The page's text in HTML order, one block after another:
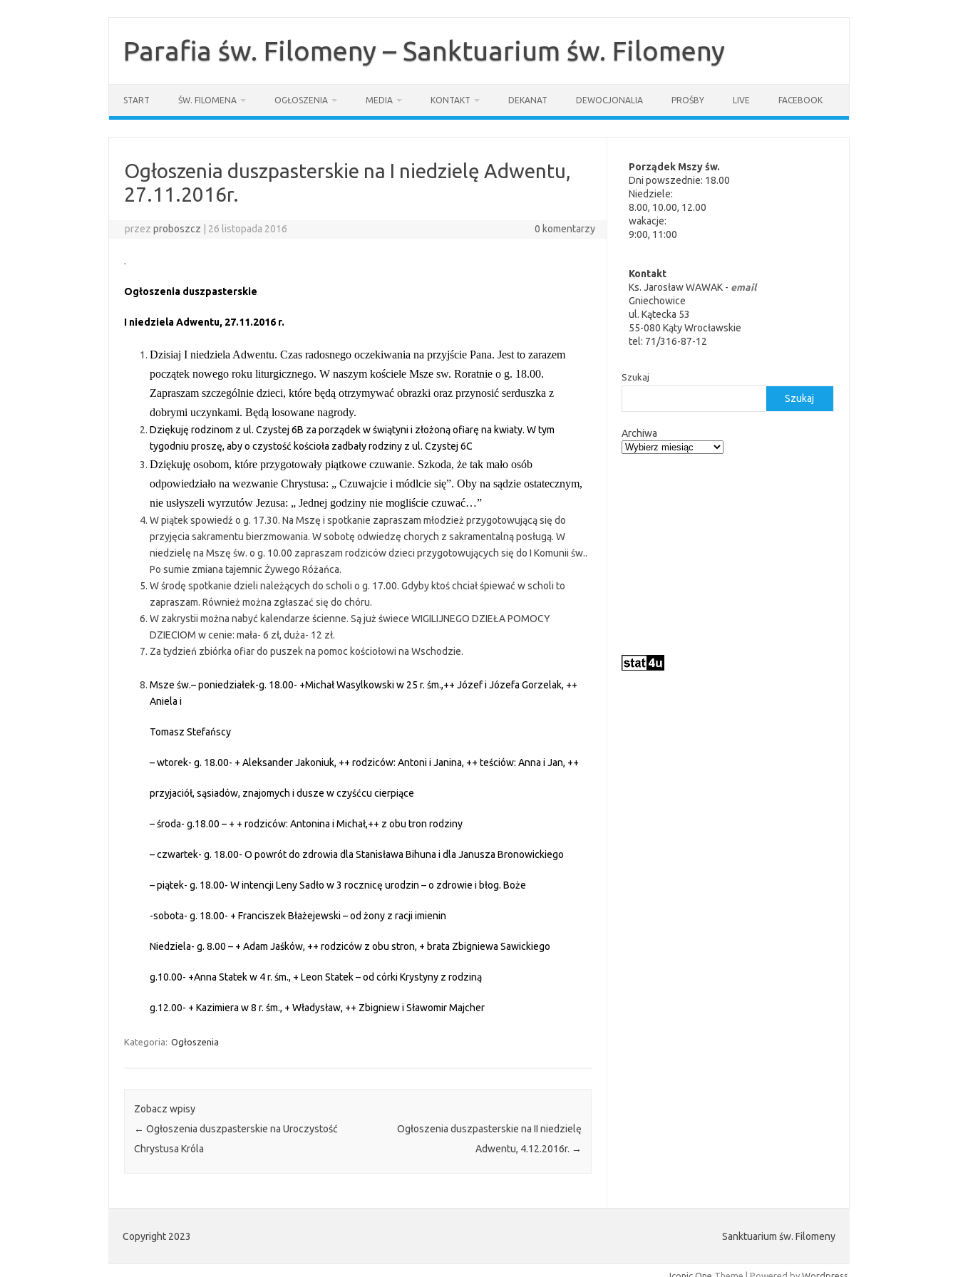
treściParafia św. Filomeny – Sanktuarium św. Filomeny
START ŚW. FILOMENA OGŁOSZENIA MEDIA KONTAKT DEKANAT DEWOCJONALIA PROŚBY LIVE FACEBOOK
Ogłoszenia duszpasterskie na I niedzielę Adwentu,
27.11.2016r.
przezproboszcz 26 listopada 2016 0 komentarzy
.
Ogłoszenia duszpasterskie
I niedziela Adwentu, 27.11.2016 r.
Dzisiaj I niedziela Adwentu. Czas radosnego oczekiwania na przyjście Pana. Jest to zarazem
początek nowego roku liturgicznego. W naszym kościele Msze sw. Roratnie o g. 18.00.
Zapraszam szczególnie dzieci, które będą otrzymywać obrazki oraz przynosić serduszka z
dobrymi uczynkami. Będą losowane nagrody.
Dziękuję rodzinom z ul. Czystej 6B za porządek w świątyni i złożoną ofiarę na kwiaty. W tym
tygodniu proszę, aby o czystość kościoła zadbały rodziny z ul. Czystej 6C
Dziękuję osobom, które przygotowały piątkowe czuwanie. Szkoda, że tak mało osób
odpowiedziało na wezwanie Chrystusa: „ Czuwajcie i módlcie się”. Oby na sądzie ostatecznym,
nie usłyszeli wyrzutów Jezusa: „ Jednej godziny nie mogliście czuwać…”
W piątek spowiedź o g. 17.30. Na Mszę i spotkanie zapraszam młodzież przygotowującą się do
przyjęcia sakramentu bierzmowania. W sobotę odwiedzę chorych z sakramentalną posługą. W
niedzielę na Mszę św. o g. 10.00 zapraszam rodziców dzieci przygotowujących się do I Komunii św..
Po sumie zmiana tajemnic Żywego Różańca.
W środę spotkanie dzieli należących do scholi o g. 17.00. Gdyby ktoś chciał śpiewać w scholi to
zapraszam. Również można zgłaszać się do chóru.
W zakrystii można nabyć kalendarze ścienne. Są już świece WIGILIJNEGO DZIEŁA POMOCY
DZIECIOM w cenie: mała- 6 zł, duża- 12 zł.
Za tydzień zbiórka ofiar do puszek na pomoc kościołowi na Wschodzie.
Msze św.– poniedziałek-g. 18.00- +Michał Wasylkowski w 25 r. śm.,++ Józef i Józefa Gorzelak, ++
Aniela i
Tomasz Stefańscy
– wtorek- g. 18.00- + Aleksander Jakoniuk, ++ rodziców: Antoni i Janina, ++ teściów: Anna i Jan, ++
przyjaciół, sąsiadów, znajomych i dusze w czyśćcu cierpiące
– środa- g.18.00 – + + rodziców: Antonina i Michał,++ z obu tron rodziny
– czwartek- g. 18.00- O powrót do zdrowia dla Stanisława Bihuna i dla Janusza Bronowickiego
– piątek- g. 18.00- W intencji Leny Sadło w 3 rocznicę urodzin – o zdrowie i błog. Boże
-sobota- g. 18.00- + Franciszek Błażejewski – od żony z racji imienin
Niedziela- g. 8.00 – + Adam Jaśków, ++ rodziców z obu stron, + brata Zbigniewa Sawickiego
g.10.00- +Anna Statek w 4 r. śm., + Leon Statek – od córki Krystyny z rodziną
g.12.00- + Kazimiera w 8 r. śm., + Władysław, ++ Zbigniew i Sławomir Majcher
Kategoria: Ogłoszenia
Zobacz wpisy
← Ogłoszenia duszpasterskie na Uroczystość
Chrystusa Króla
Ogłoszenia duszpasterskie na II niedzielę
Adwentu, 4.12.2016r. →
Porządek Mszy św.
Dni powszednie: 18.00
Niedziele:
8.00, 10.00, 12.00
wakacje:
9:00, 11:00
Kontakt
Ks. Jarosław WAWAK - email
Gniechowice
ul. Kątecka 53
55-080 Kąty Wrocławskie
tel: 71/316-87-12
Szukaj
Szukaj
Archiwa
Copyright 2023 Sanktuarium św. Filomeny